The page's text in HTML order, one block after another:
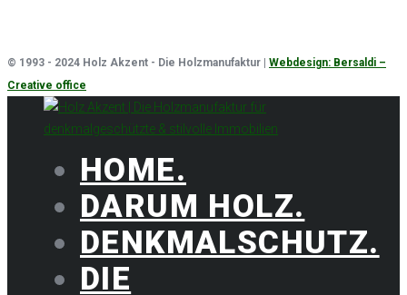
© 1993 - 2024 Holz Akzent - Die Holzmanufaktur | Webdesign: Bersaldi –
Creative office
HOME.
DARUM HOLZ.
DENKMALSCHUTZ.
DIE